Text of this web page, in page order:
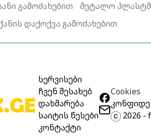
გამოძახებით
მეტალო
დაქოქვა გამოძახებით
სერვისები
ჩვენ შესახებ
დახმარება
საიტის წესები
კონტაქტი
Cookies
2026 -